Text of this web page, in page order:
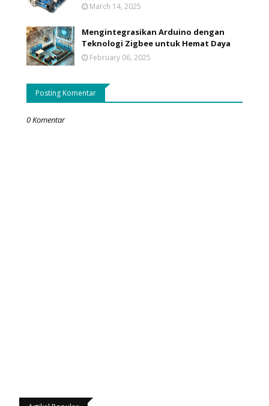
March 14, 2025
Mengintegrasikan Arduino dengan
Teknologi Zigbee untuk Hemat Daya
February 06, 2025
Posting Komentar
0 Komentar